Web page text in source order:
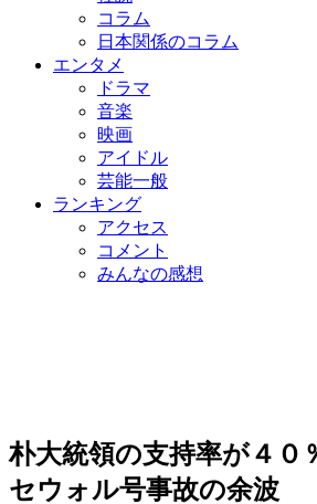
コラム
日本関係のコラム
エンタメ
ドラマ
音楽
映画
アイドル
芸能一般
ランキング
アクセス
コメント
みんなの感想
朴大統領の支持率が４
セウォル号事故の余波